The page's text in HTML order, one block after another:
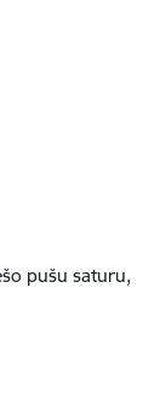
pušu saturu,